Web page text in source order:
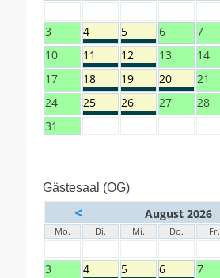
3
4 5 6 7
10
11 12 13 14
17
18 19 20 21
24
25 26 27 28
31
Gästesaal (OG)
< August 2026
Mo. Di. Mi. Do. Fr.
3
4 5 6 7